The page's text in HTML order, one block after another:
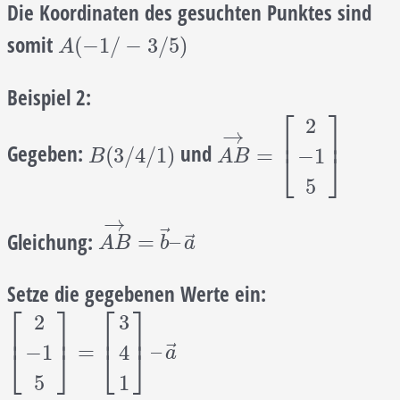
Die Koordinaten des gesuchten Punktes sind
somit A(−1/ − 3/5)
A(−1/−3 /5)
Beispiel 2:
Gegeben: B(3/4/1)
B(3/4/1) und AB
→
= ⎡
⎣
⎢
2
−1
5
⎤
⎦⎥
AB→=[ − 15]
Gleichung: AB
→
= b⃗
–a⃗
AB→=b →–a
Setze die gegebenen Werte ein:
⎡
⎣
⎢
2
−1
5
⎤
⎦⎥ = ⎡
⎣
⎢ 3
4
1
⎤
⎦⎥ –a⃗
2 −15 = 341 ] a→